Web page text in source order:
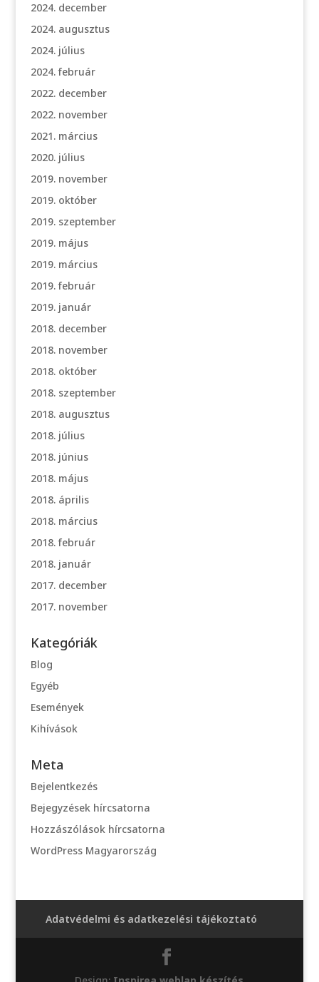
2024. december
2024. augusztus
2024. július
2024. február
2022. december
2022. november
2021. március
2020. július
2019. november
2019. október
2019. szeptember
2019. május
2019. március
2019. február
2019. január
2018. december
2018. november
2018. október
2018. szeptember
2018. augusztus
2018. július
2018. június
2018. május
2018. április
2018. március
2018. február
2018. január
2017. december
2017. november
Kategóriák
Blog
Egyéb
Események
Kihívások
Meta
Bejelentkezés
Bejegyzések hírcsatorna
Hozzászólások hírcsatorna
WordPress Magyarország
Adatvédelmi és adatkezelési tájékoztató